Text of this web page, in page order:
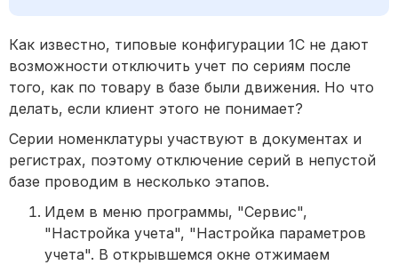
Как известно, типовые конфигурации 1С не дают
возможности отключить учет по сериям после
того, как по товару в базе были движения. Но что
делать, если клиент этого не понимает?
Серии номенклатуры участвуют в документах и
регистрах, поэтому отключение серий в непустой
базе проводим в несколько этапов.
Идем в меню программы, "Сервис",
"Настройка учета", "Настройка параметров
учета". В открывшемся окне отжимаем